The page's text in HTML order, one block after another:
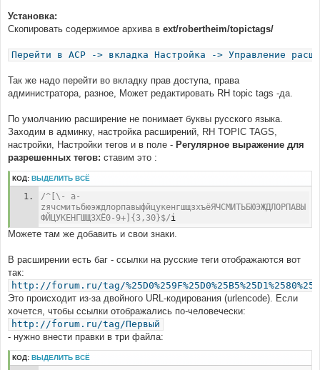
Установка:
Скопировать содержимое архива в ext/robertheim/topictags/
Перейти в ACP -> вкладка Настройка -> Управление
Так же надо перейти во вкладку прав доступа, права
администратора, разное, Может редактировать RH topic tags -да.
По умолчанию расширение не понимает буквы русского языка.
Заходим в админку, настройка расширений, RH TOPIC TAGS,
настройки, Настройки тегов и в поле - Регулярное выражение для
разрешенных тегов: ставим это :
КОД: ВЫДЕЛИТЬ ВСЁ
/^[\- a-
zячсмитьбюэждлорпавыфйцукенгшщзхъёЯЧСМИТЬБЮЭЖДЛОРПАВЫ
ФЙЦУКЕНГШЩЗХЁ0-9+]{3,30}$/i
Можете там же добавить и свои знаки.
В расширении есть баг - ссылки на русские теги отображаются вот
так:
http://forum.ru/tag/
Это происходит из-за двойного URL-кодирования (urlencode). Если
хочется, чтобы ссылки отображались по-человечески:
http://forum.ru/tag/Первый
- нужно внести правки в три файла:
КОД: ВЫДЕЛИТЬ ВСЁ